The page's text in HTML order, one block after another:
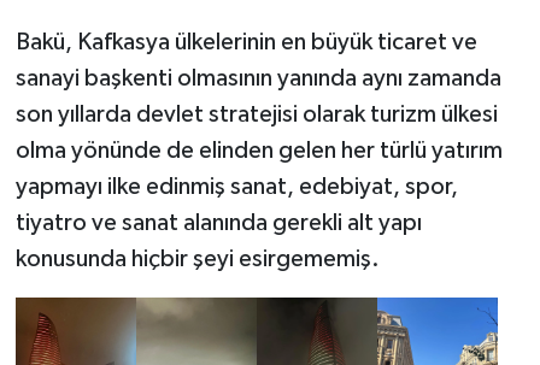
Bakü, Kafkasya ülkelerinin en büyük ticaret ve
sanayi başkenti olmasının yanında aynı zamanda
son yıllarda devlet stratejisi olarak turizm ülkesi
olma yönünde de elinden gelen her türlü yatırım
yapmayı ilke edinmiş sanat, edebiyat, spor,
tiyatro ve sanat alanında gerekli alt yapı
konusunda hiçbir şeyi esirgememiş.